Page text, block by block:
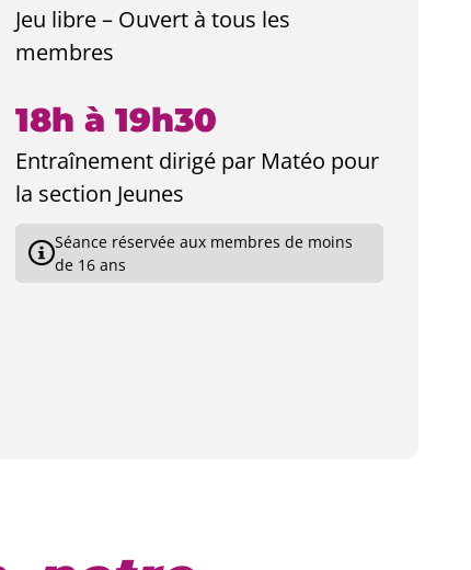
Jeu libre – Ouvert à tous les
membres
18h à 19h30
Entraînement dirigé par Matéo pour
la section Jeunes
Séance réservée aux membres de moins
de 16 ans